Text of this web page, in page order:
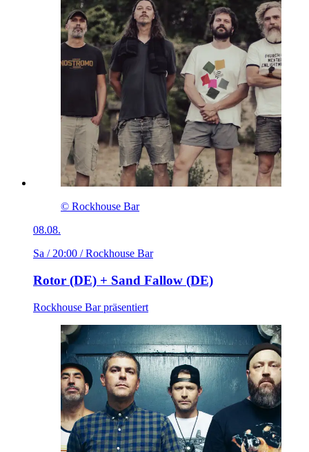
© Rockhouse Bar
08.08.
Sa / 20:00 / Rockhouse Bar
Rotor (DE) + Sand Fallow (DE)
Rockhouse Bar präsentiert